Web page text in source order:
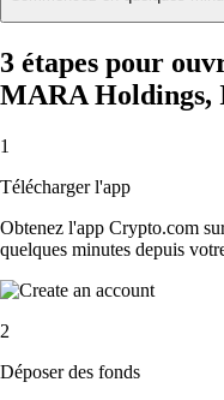
3 étapes pour
MARA Holdings,
1
Télécharger l'app
Obtenez l'app Crypto.com
quelques minutes depuis
2
Déposer des fonds